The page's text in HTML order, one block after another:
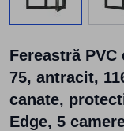
Fereastră
75, antracit,
canate,
Edge, 5